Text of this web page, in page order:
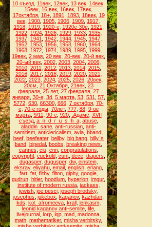
10 съезд 11век 12век 13 век 14век
15век 16 век 16век 17век
17октября, 18+, 1891 1893, 18век, 19
век 1900 1905 1906 1909 1917
1918, 1919, 1920-е, 1920е-30е, 1921
1922, 1924, 1926, 1929, 1933, 1935,
1937, 1941 1942, 1944, 1945, 1947,
1952, 1953, 1956, 1958, 1960, 1964,
1968, 1972, 1974, 1989, 1995, 1999,
19век 2 мая 20 век 20-век 20-й век
20-ый век, 2002, 2003, 2004, 2006,
2010 2011 2012 2013 2014 2015
2016, 2017, 2018, 2019, 2020, 2021
2022 2023 2024 2025 2026 20век
20см 21 Октября, 21век, 23
февраля 25 лет, 27 февраля 27
января, 30-е, 3d, 5 марта, 53, 531 57,
5772, 630, 66300, 666, 7 октября, 70-
е, 70-е годы, 70лет, 777, 88, 9-ое
марта, 9/11 90-е, 920, :Адамс XVII
съезд, a_n_d_r_u_s_h_a, abuse,
aladdin_sane anti-russian anti-
semitism anticlericalism avla bband
beef beefeater, beilby, big bang billy`s
band bipedal boobs breaking news
cannes ciu, cnn, congratulations
copyright, cuckold, cunt, dece, diapers
dugasper, dugusper, dw, einstein,
eksray, eliyahu, email, english, erlang,
fart, fat, filthy, filton, giphy, google,
gudrun hitler, hoodlum hyperion imgur,
institute of modern russia, jackass
jewish joe pesci joseph brodsky,
josephus jukebox kaganov, kazhdan
kds kot_afromeeva, krall, lenkasm,
leonid kaganov anti-semite, life,
livejournal, lorp, lqp, mad, madonna,
math mathematiker, misha verbitsky,